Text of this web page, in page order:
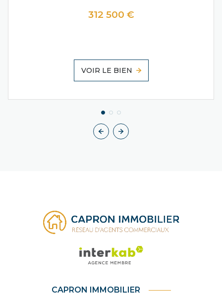
312 500 €
VOIR LE BIEN
CAPRON IMMOBILIER